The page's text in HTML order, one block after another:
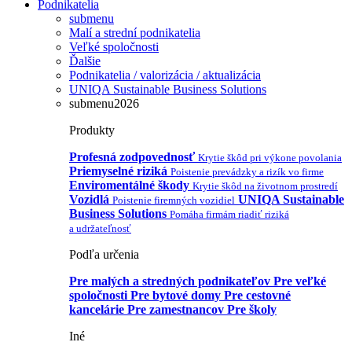
Podnikatelia
submenu
Malí a strední podnikatelia
Veľké spoločnosti
Ďalšie
Podnikatelia / valorizácia / aktualizácia
UNIQA Sustainable Business Solutions
submenu2026
Produkty
Profesná zodpovednosť Krytie škôd pri výkone povolania
Priemyselné riziká Poistenie prevádzky a rizík vo firme
Enviromentálné škody Krytie škôd na životnom prostredí
Vozidlá Poistenie firemných vozidiel UNIQA Sustainable
Business Solutions Pomáha firmám riadiť riziká
a udržateľnosť
Podľa určenia
Pre malých a stredných podnikateľov Pre veľké
spoločnosti Pre bytové domy Pre cestovné
kancelárie Pre zamestnancov Pre školy
Iné